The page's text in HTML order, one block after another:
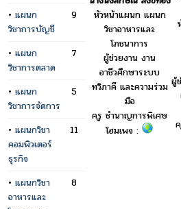
• แผนก
วิชาการบัญชี
9
• แผนก
วิชาการตลาด
7
• แผนก
วิชาการจัดการ
5
• แผนกวิชา
คอมพิวเตอร์
ธุรกิจ
11
• แผนกวิชา
อาหารและ
8
หัวหน้าแผนก แผนก
วิชาอาหารและ
โภชนาการ
ผู้ช่วยงาน งาน
อาชีวศึกษาระบบ
ทวิภาคี และความร่วม
มือ
ครู ชำนาญการพิเศษ
โฮมเพจ :
ผู้